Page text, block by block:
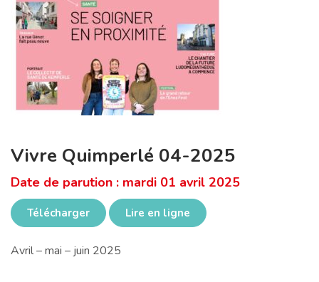
Vivre Quimperlé 04-2025
Date de parution : mardi 01 avril 2025
Télécharger Lire en ligne
Avril – mai – juin 2025